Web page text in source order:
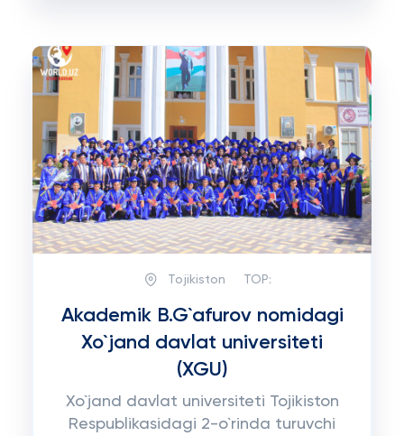
Tojikiston TOP:
Akademik B.G`afurov nomidagi
Xo`jand davlat universiteti
(XGU)
Xo`jand davlat universiteti Tojikiston
Respublikasidagi 2-o`rinda turuvchi